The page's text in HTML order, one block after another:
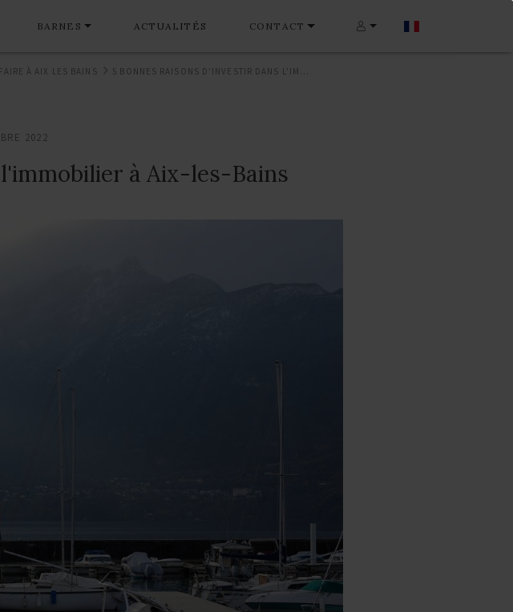
BARNES ACTUALITÉS CONTACT
À AIX LES BAINS
2022
à Aix-les-Bains